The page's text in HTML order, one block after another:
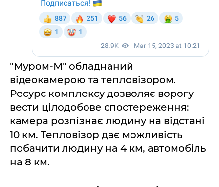
"Муром-М" обладнаний
відеокамерою та тепловізором.
Ресурс комплексу дозволяє ворогу
вести цілодобове спостереження:
камера розпізнає людину на відстані
10 км. Тепловізор дає можливість
побачити людину на 4 км, автомобіль
на 8 км.